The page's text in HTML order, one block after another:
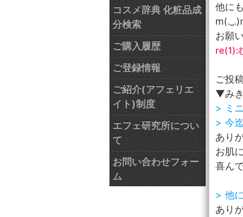
コスメ辞典 化粧品成
分検索
ご購入履歴
ご登録情報
ご紹介(アフェリエ
イト)制度
エフェ研究所につい
て
お問い合わせフォー
ム
他に
お願
re(1):
ご投
▼み
> ミ
> 今
あり
お肌
喜ん
> 他
あり